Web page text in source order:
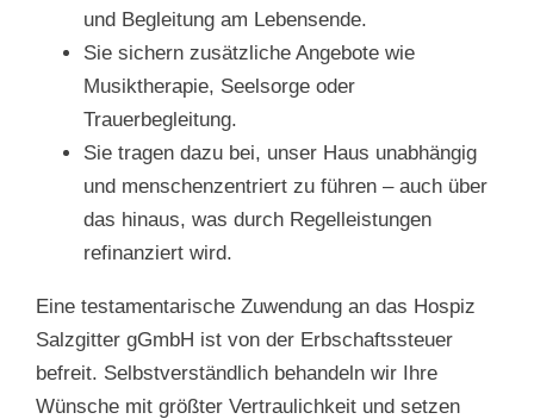
und Begleitung am Lebensende.
Sie sichern zusätzliche Angebote wie
Musiktherapie, Seelsorge oder
Trauerbegleitung.
Sie tragen dazu bei, unser Haus unabhängig
und menschenzentriert zu führen – auch über
das hinaus, was durch Regelleistungen
refinanziert wird.
Eine testamentarische Zuwendung an das Hospiz
Salzgitter gGmbH ist von der Erbschaftssteuer
befreit. Selbstverständlich behandeln wir Ihre
Wünsche mit größter Vertraulichkeit und setzen